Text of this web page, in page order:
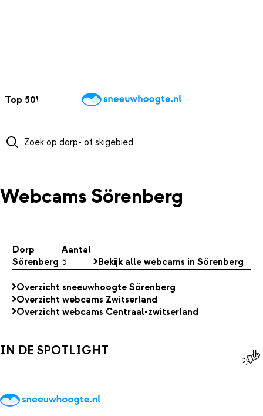
Top 50Webcams WintersportweerKaarten
Webcams Sörenberg
Dorp
Aantal
Sörenberg 5 Bekijk alle webcams in Sörenberg
Overzicht sneeuwhoogte Sörenberg
Overzicht webcams Zwitserland
Overzicht webcams Centraal-zwitserland
IN DE SPOTLIGHT